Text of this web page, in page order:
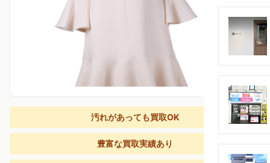
汚れがあっても買取OK
豊富な買取実績あり